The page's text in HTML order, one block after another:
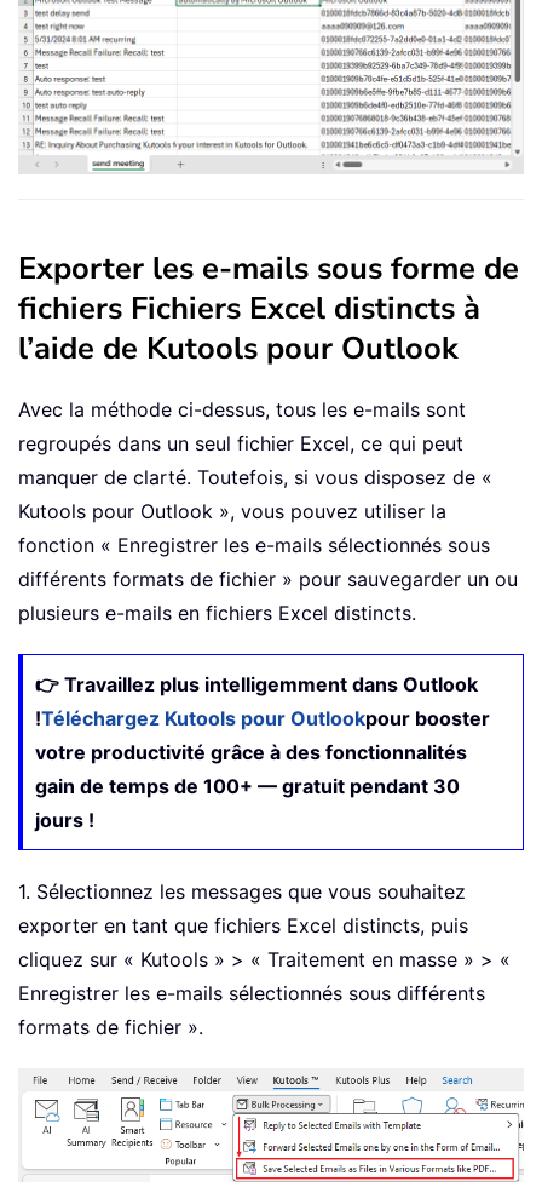
Exporter les e-mails sous forme de
fichiers Fichiers Excel distincts à
l’aide de Kutools pour Outlook
Avec la méthode ci-dessus, tous les e-mails sont
regroupés dans un seul fichier Excel, ce qui peut
manquer de clarté. Toutefois, si vous disposez de «
Kutools pour Outlook », vous pouvez utiliser la
fonction « Enregistrer les e-mails sélectionnés sous
différents formats de fichier » pour sauvegarder un ou
plusieurs e-mails en fichiers Excel distincts.
👉 Travaillez plus intelligemment dans Outlook
!Téléchargez Kutools pour Outlookpour booster
votre productivité grâce à des fonctionnalités
gain de temps de 100+ — gratuit pendant 30
jours !
1. Sélectionnez les messages que vous souhaitez
exporter en tant que fichiers Excel distincts, puis
cliquez sur « Kutools » > « Traitement en masse » > «
Enregistrer les e-mails sélectionnés sous différents
formats de fichier ».